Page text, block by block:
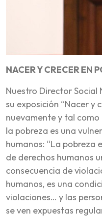
NACER Y CRECER EN
Nuestro Director Social
su exposición “Nacer y
nuevamente y tal
la pobreza es una
humanos: “La pobreza
de derechos humanos
consecuencia de
humanos, es una
violaciones… y las
se ven expuestas